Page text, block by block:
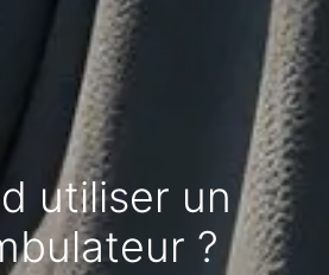
utiliser un
?